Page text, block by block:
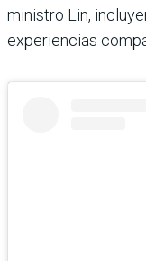
ministro Lin,
experiencias